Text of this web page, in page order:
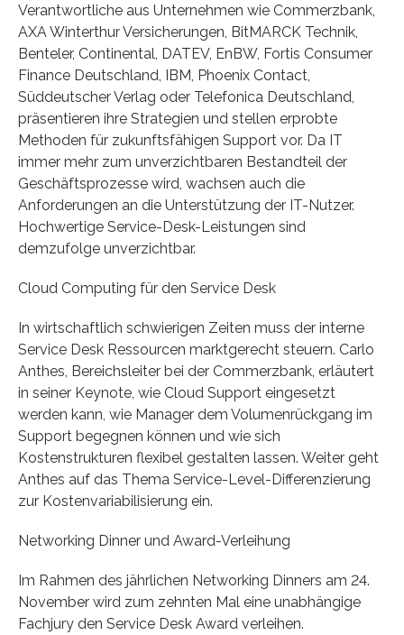
Verantwortliche aus Unternehmen wie Commerzbank,
AXA Winterthur Versicherungen, BitMARCK Technik,
Benteler, Continental, DATEV, EnBW, Fortis Consumer
Finance Deutschland, IBM, Phoenix Contact,
Süddeutscher Verlag oder Telefonica Deutschland,
präsentieren ihre Strategien und stellen erprobte
Methoden für zukunftsfähigen Support vor. Da IT
immer mehr zum unverzichtbaren Bestandteil der
Geschäftsprozesse wird, wachsen auch die
Anforderungen an die Unterstützung der IT-Nutzer.
Hochwertige Service-Desk-Leistungen sind
demzufolge unverzichtbar.
Cloud Computing für den Service Desk
In wirtschaftlich schwierigen Zeiten muss der interne
Service Desk Ressourcen marktgerecht steuern. Carlo
Anthes, Bereichsleiter bei der Commerzbank, erläutert
in seiner Keynote, wie Cloud Support eingesetzt
werden kann, wie Manager dem Volumenrückgang im
Support begegnen können und wie sich
Kostenstrukturen flexibel gestalten lassen. Weiter geht
Anthes auf das Thema Service-Level-Differenzierung
zur Kostenvariabilisierung ein.
Networking Dinner und Award-Verleihung
Im Rahmen des jährlichen Networking Dinners am 24.
November wird zum zehnten Mal eine unabhängige
Fachjury den Service Desk Award verleihen.